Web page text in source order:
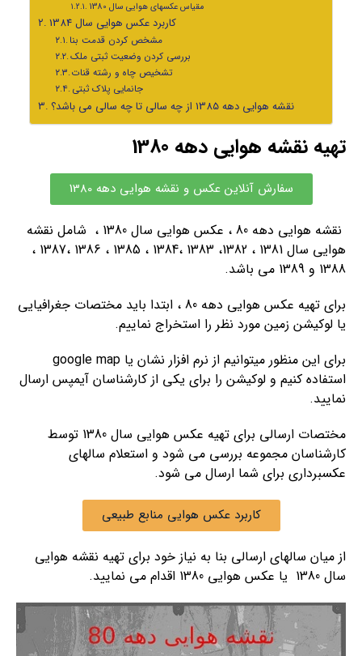
مقیاس عکسهای هوایی سال 1380
کاربرد عکس هوایی سال 1384
مشخص کردن قدمت بنا
بررسی کردن وضعیت ثبتی ملک
تشخیص چاه و رشته قنات
جانمایی پلاک ثبتی
نقشه هوایی دهه 1385 از چه سالی تا چه سالی می باشد؟
تهیه نقشه هوایی دهه 1380
سفارش آنلاین عکس و نقشه هوایی دهه 1380
نقشه هوایی دهه 80 ، عکس هوایی سال 1380 ، شامل نقشه
هوایی سال 1381 ، 1382، 1383 ،1384 ، 1385 ، 1386 ،1387 ،
1388 و 1389 می باشد.
برای تهیه عکس هوایی دهه 80 ، ابتدا باید مختصات جغرافیایی
یا لوکیشن زمین مورد نظر را استخراج نماییم.
برای این منظور میتوانیم از نرم افزار نشان یا google map
استفاده کنیم و لوکیشن را برای یکی از کارشناسان آیمپس ارسال
نمایید.
مختصات ارسالی برای تهیه عکس هوایی سال 1380 توسط
کارشناسان مجموعه بررسی می شود و استعلام سالهای
عکسبرداری برای شما ارسال می شود.
کاربرد عکس هوایی منابع طبیعی
از میان سالهای ارسالی بنا به نیاز خود برای تهیه نقشه هوایی
سال 1380 یا عکس هوایی 1380 اقدام می نمایید.